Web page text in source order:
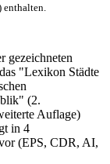
gezeichneten
"Lexikon Städte
(2.
Auflage)
in 4
(EPS, CDR, AI,